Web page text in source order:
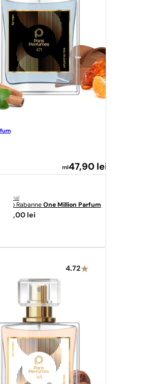
ml 47,90 lei
original
Paco Rabanne One Million Parfum
749,00 lei
4.72